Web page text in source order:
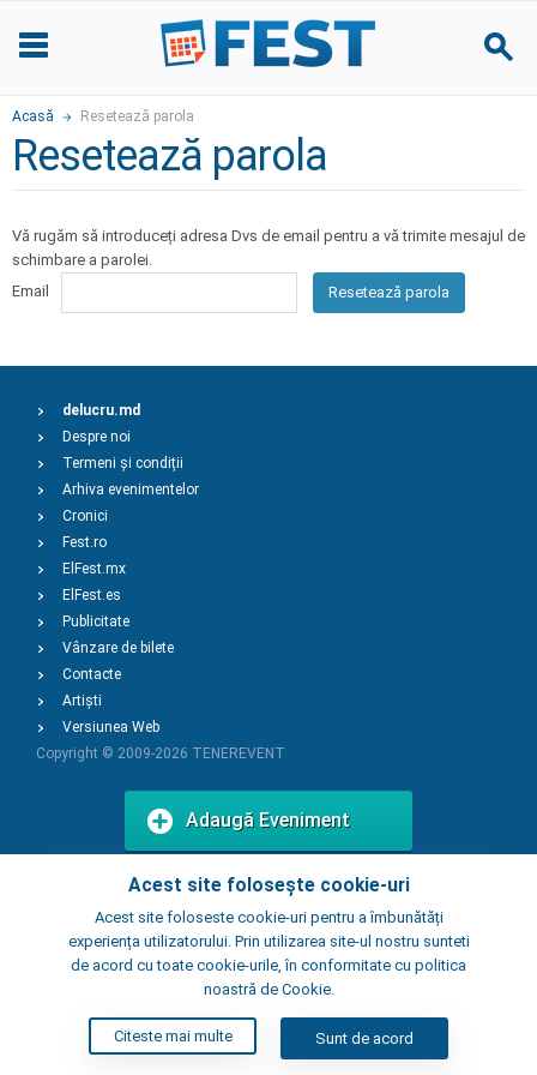
Acasă Resetează parola
Resetează parola
Vă rugăm să introduceți adresa Dvs de email pentru a vă trimite mesajul de
schimbare a parolei.
Email
Resetează parola
Acest site folosește cookie-uri
Acest site foloseste cookie-uri pentru a îmbunătăți
experiența utilizatorului. Prin utilizarea site-ul nostru sunteti
de acord cu toate cookie-urile, în conformitate cu politica
noastră de Cookie.
Citeste mai multe Sunt de acord
delucru.md
Despre noi
Termeni și condiții
Arhiva evenimentelor
Cronici
Fest.ro
ElFest.mx
ElFest.es
Publicitate
Vânzare de bilete
Contacte
Artiști
Versiunea Web
Copyright © 2009-2026 TENEREVENT
Adaugă Eveniment
Adaugă Local